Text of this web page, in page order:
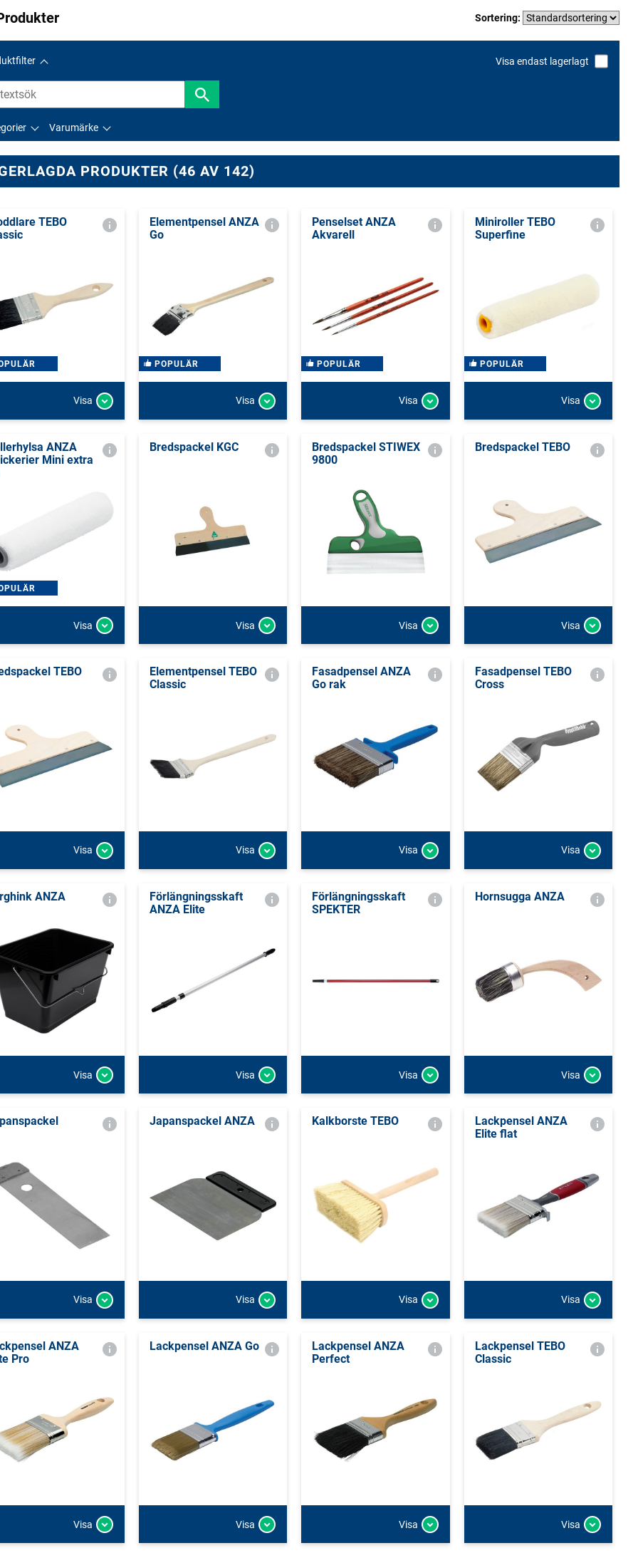
Sortering:
Visa endast lagerlagt
Varumärke
PRODUKTER (46 AV 142)
TEBO
Visa
Elementpensel ANZA
Go
POPULÄR
Visa
Penselset ANZA
Akvarell
POPULÄR
Visa
Miniroller TEBO
Superfine
POPULÄR
Visa
ANZA
Mini extra
Visa
Bredspackel KGC
Visa
Bredspackel STIWEX
9800
Visa
Bredspackel TEBO
Visa
TEBO
Visa
Elementpensel TEBO
Classic
Visa
Fasadpensel ANZA
Go rak
Visa
Fasadpensel TEBO
Cross
Visa
ANZA
Visa
Förlängningsskaft
ANZA Elite
Visa
Förlängningsskaft
SPEKTER
Visa
Hornsugga ANZA
Visa
Visa
Japanspackel ANZA
Visa
Kalkborste TEBO
Visa
Lackpensel ANZA
Elite flat
Visa
ANZA
Pro
Visa
Lackpensel ANZA Go
Visa
Lackpensel ANZA
Perfect
Visa
Lackpensel TEBO
Classic
Visa